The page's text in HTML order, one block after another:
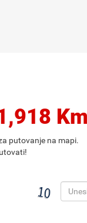
Km
putovanje na mapi.